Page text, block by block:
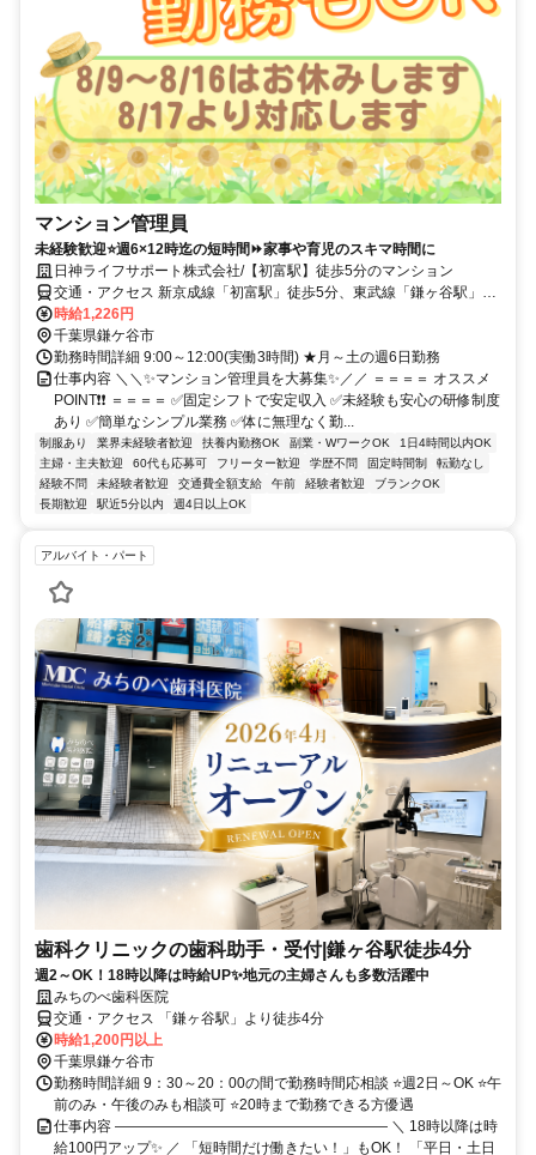
マンション管理員
未経験歓迎⭐週6×12時迄の短時間⏩家事や育児のスキマ時間に
日神ライフサポート株式会社/【初富駅】徒歩5分のマンション
交通・アクセス 新京成線「初富駅」徒歩5分、東武線「鎌ヶ谷駅」徒
歩12分
時給1,226円
千葉県鎌ケ谷市
勤務時間詳細 9:00～12:00(実働3時間) ★月～土の週6日勤務
仕事内容 ＼＼✨マンション管理員を大募集✨／／ ＝＝＝＝ オススメ
POINT❗❗ ＝＝＝＝ ✅固定シフトで安定収入 ✅未経験も安心の研修制度
あり ✅簡単なシンプル業務 ✅体に無理なく勤...
制服あり 業界未経験者歓迎 扶養内勤務OK 副業・WワークOK
1日4時間以内OK
主婦・主夫歓迎
60代も応募可 フリーター歓迎 学歴不問 固定時間制
転勤なし
経験不問
未経験者歓迎 交通費全額支給 午前 経験者歓迎
ブランクOK
長期歓迎
駅近5分以内 週4日以上OK
アルバイト・パート
歯科クリニックの歯科助手・受付|鎌ヶ谷駅徒歩4分
週2～OK！18時以降は時給UP✨地元の主婦さんも多数活躍中
みちのべ歯科医院
交通・アクセス 「鎌ヶ谷駅」より徒歩4分
時給1,200円以上
千葉県鎌ケ谷市
勤務時間詳細 9：30～20：00の間で勤務時間応相談 ⭐週2日～OK ⭐午
前のみ・午後のみも相談可 ⭐20時まで勤務できる方優遇
仕事内容 ――――――――――――――――――― ＼ 18時以降は時
給100円アップ✨ ／ 「短時間だけ働きたい！」もOK！ 「平日・土日